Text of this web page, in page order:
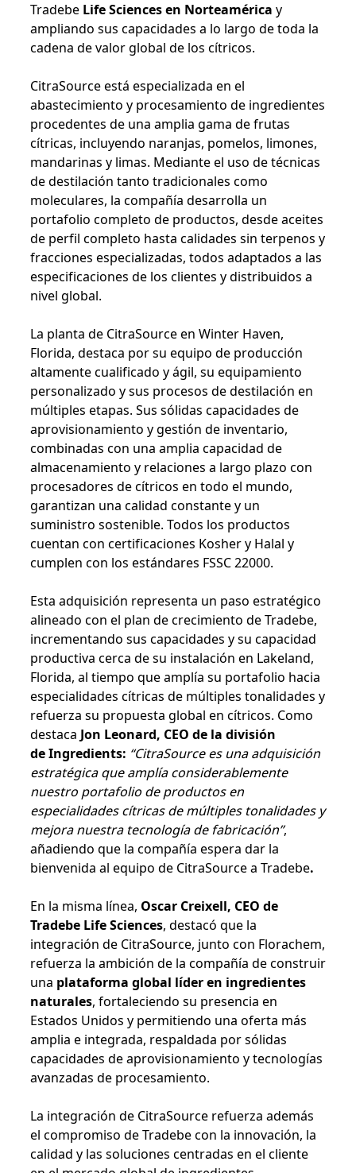
Tradebe Life Sciences en Norteamérica y
ampliando sus capacidades a lo largo de toda la
cadena de valor global de los cítricos.
CitraSource está especializada en el
abastecimiento y procesamiento de ingredientes
procedentes de una amplia gama de frutas
cítricas, incluyendo naranjas, pomelos, limones,
mandarinas y limas. Mediante el uso de técnicas
de destilación tanto tradicionales como
moleculares, la compañía desarrolla un
portafolio completo de productos, desde aceites
de perfil completo hasta calidades sin terpenos y
fracciones especializadas, todos adaptados a las
especificaciones de los clientes y distribuidos a
nivel global.
La planta de CitraSource en Winter Haven,
Florida, destaca por su equipo de producción
altamente cualificado y ágil, su equipamiento
personalizado y sus procesos de destilación en
múltiples etapas. Sus sólidas capacidades de
aprovisionamiento y gestión de inventario,
combinadas con una amplia capacidad de
almacenamiento y relaciones a largo plazo con
procesadores de cítricos en todo el mundo,
garantizan una calidad constante y un
suministro sostenible. Todos los productos
cuentan con certificaciones Kosher y Halal y
cumplen con los estándares FSSC 22000.
Esta adquisición representa un paso estratégico
alineado con el plan de crecimiento de Tradebe,
incrementando sus capacidades y su capacidad
productiva cerca de su instalación en Lakeland,
Florida, al tiempo que amplía su portafolio hacia
especialidades cítricas de múltiples tonalidades y
refuerza su propuesta global en cítricos. Como
destaca Jon Leonard, CEO de la división
de Ingredients: “CitraSource es una adquisición
estratégica que amplía considerablemente
nuestro portafolio de productos en
especialidades cítricas de múltiples tonalidades y
mejora nuestra tecnología de fabricación”,
añadiendo que la compañía espera dar la
bienvenida al equipo de CitraSource a Tradebe.
En la misma línea, Oscar Creixell, CEO de
Tradebe Life Sciences, destacó que la
integración de CitraSource, junto con Florachem,
refuerza la ambición de la compañía de construir
una plataforma global líder en ingredientes
naturales, fortaleciendo su presencia en
Estados Unidos y permitiendo una oferta más
amplia e integrada, respaldada por sólidas
capacidades de aprovisionamiento y tecnologías
avanzadas de procesamiento.
La integración de CitraSource refuerza además
el compromiso de Tradebe con la innovación, la
calidad y las soluciones centradas en el cliente